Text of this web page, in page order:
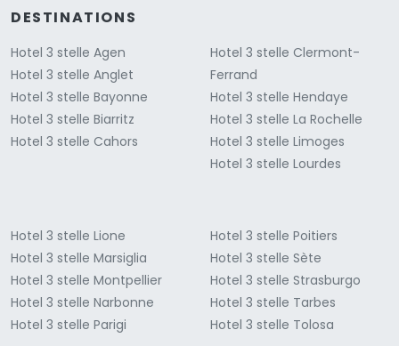
DESTINATIONS
Hotel 3 stelle Agen
Hotel 3 stelle Anglet
Hotel 3 stelle Bayonne
Hotel 3 stelle Biarritz
Hotel 3 stelle Cahors
Hotel 3 stelle Clermont-
Ferrand
Hotel 3 stelle Hendaye
Hotel 3 stelle La Rochelle
Hotel 3 stelle Limoges
Hotel 3 stelle Lourdes
Hotel 3 stelle Lione
Hotel 3 stelle Marsiglia
Hotel 3 stelle Montpellier
Hotel 3 stelle Narbonne
Hotel 3 stelle Parigi
Hotel 3 stelle Poitiers
Hotel 3 stelle Sète
Hotel 3 stelle Strasburgo
Hotel 3 stelle Tarbes
Hotel 3 stelle Tolosa